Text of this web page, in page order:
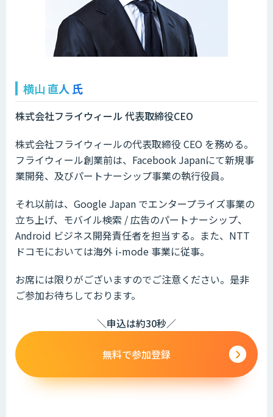
横山 直人 氏
株式会社フライウィール 代表取締役CEO
株式会社フライウィールの代表取締役 CEO を務める。
フライウィール創業前は、Facebook Japanにて新規事
業開発、及びパートナーシップ事業の執行役員。
それ以前は、Google Japan でエンタープライズ事業の
立ち上げ、モバイル検索 / 広告のパートナーシップ、
Android ビジネス開発責任者を担当する。また、NTT
ドコモにおいては海外 i-mode 事業に従事。
お席には限りがございますのでご注意ください。是非
ご参加お待ちしております。
＼申込は約30秒／
無料で参加登録